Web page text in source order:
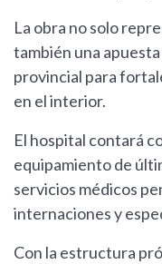
La obra no solo
también una
provincial para
en el interior.
El hospital contará
equipamiento de
servicios médicos
internaciones y
Con la estructura